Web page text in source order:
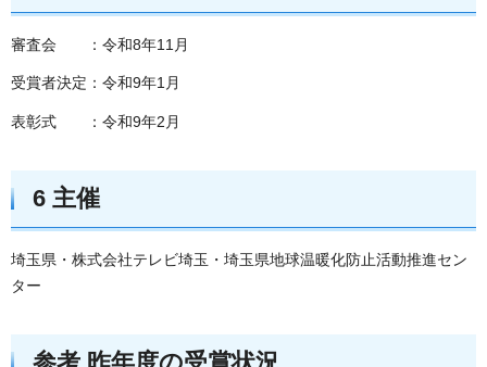
審査会 ：令和8年11月
受賞者決定：令和9年1月
表彰式 ：令和9年2月
6 主催
埼玉県・株式会社テレビ埼玉・埼玉県地球温暖化防止活動推進セン
ター